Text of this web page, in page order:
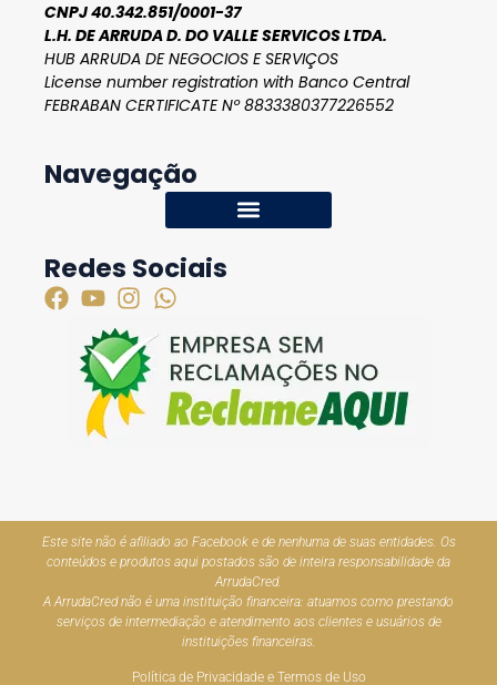
CNPJ 40.342.851/0001-37
L.H. DE ARRUDA D. DO VALLE SERVICOS LTDA.
HUB ARRUDA DE NEGOCIOS E SERVIÇOS
License number registration with Banco Central
FEBRABAN CERTIFICATE Nº 8833380377226552
Navegação
Redes Sociais
Este site não é afiliado ao Facebook e de nenhuma de suas entidades. Os
conteúdos e produtos aqui postados são de inteira responsabilidade da
ArrudaCred.
A ArrudaCred não é uma instituição financeira: atuamos como prestando
serviços de intermediação e atendimento aos clientes e usuários de
instituições financeiras.
Política de Privacidade e Termos de Uso